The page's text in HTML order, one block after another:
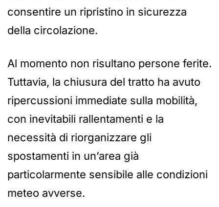
consentire un ripristino in sicurezza
della circolazione.
Al momento non risultano persone ferite.
Tuttavia, la chiusura del tratto ha avuto
ripercussioni immediate sulla mobilità,
con inevitabili rallentamenti e la
necessità di riorganizzare gli
spostamenti in un’area già
particolarmente sensibile alle condizioni
meteo avverse.